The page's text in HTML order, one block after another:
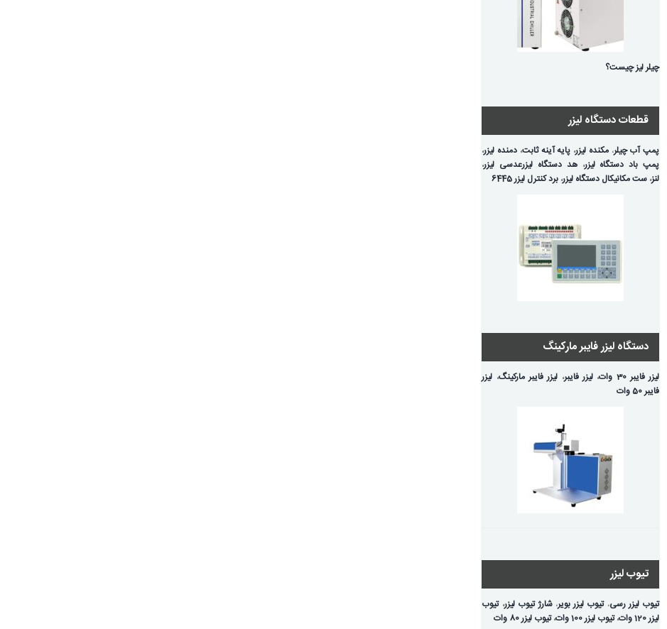
چیلر لیز چیست؟
قطعات دستگاه لیزر
پمپ آب چیلر،مکنده لیزر، پایه آینه ثابت، دمنده لیزر،
پمپ باد دستگاه لیزر،هد دستگاه لیزرعدسی لیزر،
لنز، ست مکانیکال دستگاه لیزر، برد کنترل لیزر 6445
دستگاه لیزر فایبر مارکینگ
لیزر فایبر 30 وات ،لیزر فایبر، لیزر فایبر مارکینگ، لیزر
فایبر 50 وات
تیوب لیزر
تیوب لیزر رسی،تیوب لیزر بویر،شارژ تیوب لیزر،تیوب
لیزر 120 وات
،تیوب لیزر 100 وات ،تیوب لیزر 80 وات